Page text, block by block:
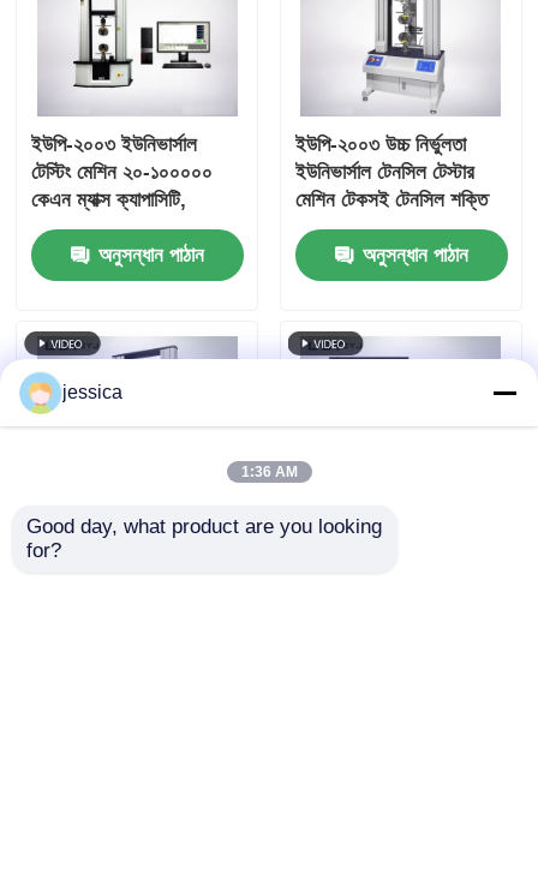
ইউপি-২০০৩ ইউনিভার্সাল
টেস্টিং মেশিন ২০-১০০০০০
কেএন ম্যাক্স ক্যাপাসিটি,
±০.৫% নির্ভুলতা এবং টেনসিল
কমপ্রেস বন্ডিং টেস্টের জন্য এসি
সার্ভো মোটর
অনুসন্ধান পাঠান
ইউপি-২০০৩ উচ্চ নির্ভুলতা
ইউনিভার্সাল টেনসিল টেস্টার
মেশিন টেকসই টেনসিল শক্তি
পরীক্ষা মেশিন
অনুসন্ধান পাঠান
jessica
1:36 AM
Good day, what product are you looking
for?